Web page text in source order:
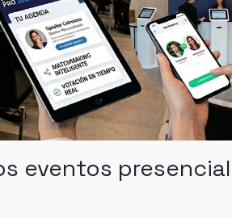
eventos